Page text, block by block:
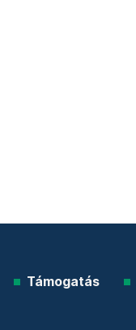
Támogatás